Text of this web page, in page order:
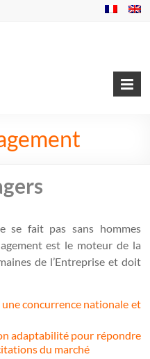
se fait pas sans hommes
est le moteur de la
de l’Entreprise et doit
concurrence nationale et
adaptabilité pour répondre
du marché